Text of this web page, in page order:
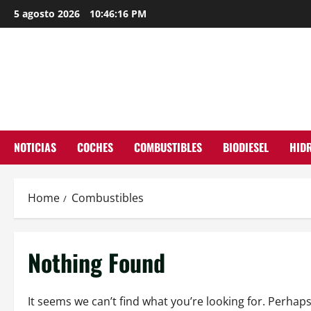
Skip
to
5 agosto 2026 10:46:17 PM
NOTICIAS COCHES COMBUSTIBLES BIODIESEL
Home Combustibles
Nothing Found
It seems we can’t find what you’re looking for.